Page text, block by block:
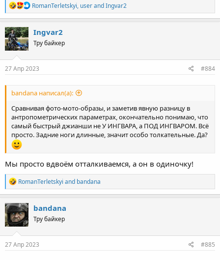
R
e
a
c
n
s
RomanTerletskyi, userandIngvar2
Ingvar2
Тру байкер
27 Апр 2023 #884
bandana написал(а):
Сравнивая фото-мото-образы, и заметив явную разницу в
антропометрических параметрах, окончательно понимаю, что
самый быстрый джианши не У ИНГВАРА, а ПОД ИНГВАРОМ. Всё
просто. Задние ноги длинные, значит особо толкательные. Да?
Мы просто вдвоём отталкиваемся, а он в одиночку!
R
e
a
c
t
i
o
n
s
RomanTerletskyi and bandana
bandana
Тру байкер
27 Апр 2023 #885